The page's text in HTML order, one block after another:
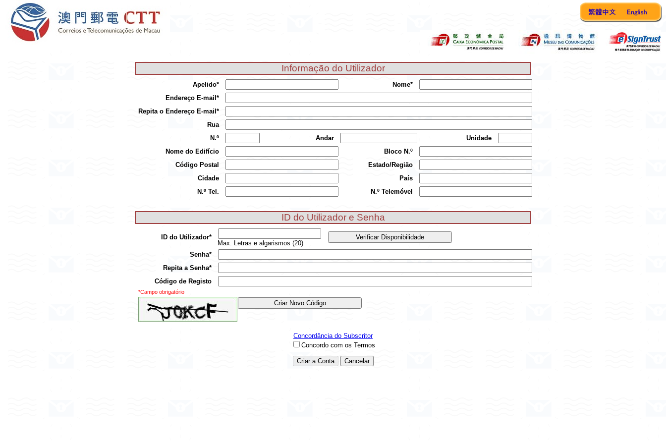
Informação do Utilizador
Apelido*
Nome*
Endereço E-mail*
Repita o Endereço E-mail*
Rua
N.º
Andar
Unidade
Nome do Edifício
Bloco N.º
Código Postal
Estado/Região
Cidade
País
N.º Tel.
N.º Telemóvel
ID do Utilizador e Senha
ID do Utilizador*
Max. Letras e algarismos (20)
Senha*
Repita a Senha*
Código de Registo
*Campo obrigatório
Concordância do Subscritor
Concordo com os Termos